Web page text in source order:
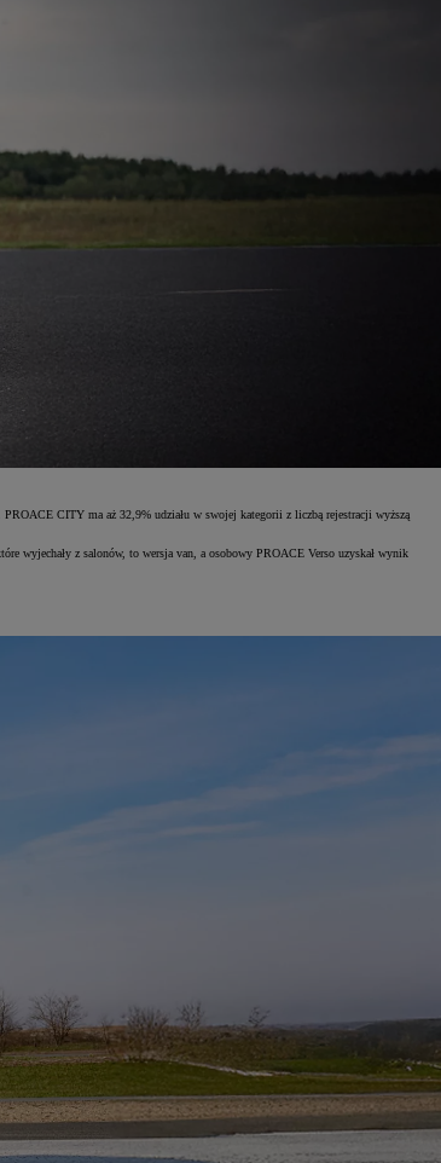
CITY ma aż 32,9% udziału w swojej kategorii z liczbą rejestracji wyższą
wyjechały z salonów, to wersja van, a osobowy PROACE Verso uzyskał wynik